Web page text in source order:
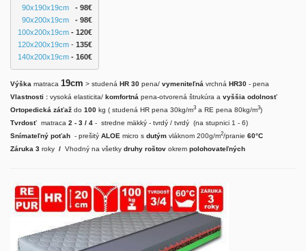
90x190x19cm
- 98€
90x200x19cm
   - 98
€
100x200x19cm - 120€
120x200x19cm - 135€
140x200x19cm - 160€
Výška matraca 19cm > studená HR 30 pena/ vymeniteľná vrchná HR30 - pena
Vlastnosti : vysoká elasticita/ komfortná pena-otvorená štrukúra a vyššia odolnosť
Ortopedická záťaž do 100 kg ( studená HR pena 30kg/m3 a RE pena 80kg/m3)
Tvrdosť matraca 2 - 3 / 4 - stredne mäkký - tvrdý / tvrdý (na stupnici 1 - 6)
Snímateľný poťah - prešitý ALOE micro s dutým vláknom 200g/m2/pranie 60°C
Záruka 3 roky / Vhodný na všetky druhy roštov okrem polohovateľných